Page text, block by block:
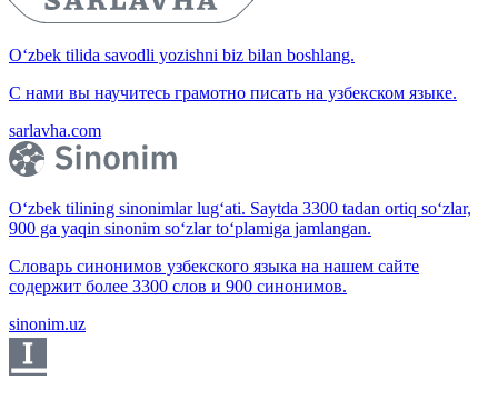
O‘zbek tilida savodli yozishni biz bilan boshlang.
С нами вы научитесь грамотно писать на узбекском языке.
sarlavha.com
O‘zbek tilining sinonimlar lug‘ati. Saytda 3300 tadan ortiq so‘zlar,
900 ga yaqin sinonim so‘zlar to‘plamiga jamlangan.
Словарь синонимов узбекского языка на нашем сайте
содержит более 3300 слов и 900 синонимов.
sinonim.uz